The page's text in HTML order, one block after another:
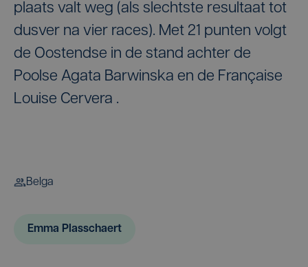
plaats valt weg (als slechtste resultaat tot
dusver na vier races). Met 21 punten volgt
de Oostendse in de stand achter de
Poolse Agata Barwinska en de Française
Louise Cervera .
Belga
Emma Plasschaert